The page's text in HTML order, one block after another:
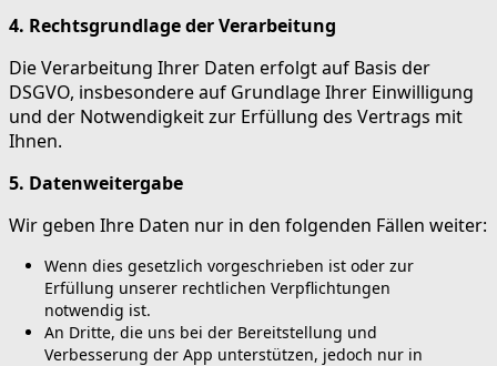
4. Rechtsgrundlage der Verarbeitung
Die Verarbeitung Ihrer Daten erfolgt auf Basis der
DSGVO, insbesondere auf Grundlage Ihrer Einwilligung
und der Notwendigkeit zur Erfüllung des Vertrags mit
Ihnen.
5. Datenweitergabe
Wir geben Ihre Daten nur in den folgenden Fällen weiter:
Wenn dies gesetzlich vorgeschrieben ist oder zur
Erfüllung unserer rechtlichen Verpflichtungen
notwendig ist.
An Dritte, die uns bei der Bereitstellung und
Verbesserung der App unterstützen, jedoch nur in